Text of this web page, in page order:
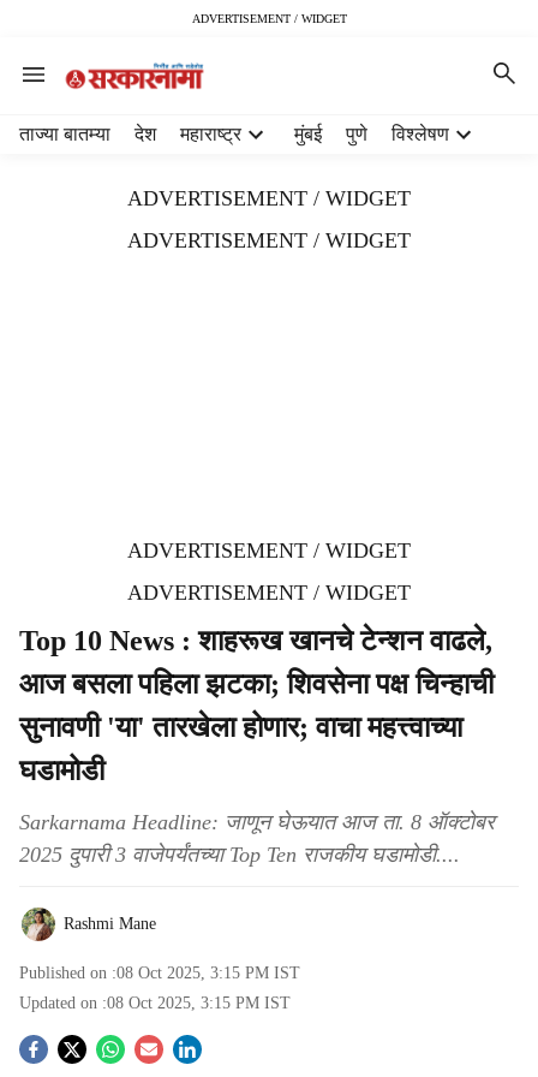
ADVERTISEMENT / WIDGET
ताज्या बातम्या देश महाराष्ट्र मुंबई पुणे विश्लेषण
ADVERTISEMENT / WIDGET
ADVERTISEMENT / WIDGET
ADVERTISEMENT / WIDGET
ADVERTISEMENT / WIDGET
Top 10 News : शाहरूख खानचे टेन्शन वाढले,
आज बसला पहिला झटका; शिवसेना पक्ष चिन्हाची
सुनावणी 'या' तारखेला होणार; वाचा महत्त्वाच्या
घडामोडी
Sarkarnama Headline: जाणून घेऊयात आज ता. 8 ऑक्टोबर
2025 दुपारी 3 वाजेपर्यंतच्या Top Ten राजकीय घडामोडी....
Rashmi Mane
Published on :08 Oct 2025, 3:15 PM IST
Updated on :08 Oct 2025, 3:15 PM IST
S